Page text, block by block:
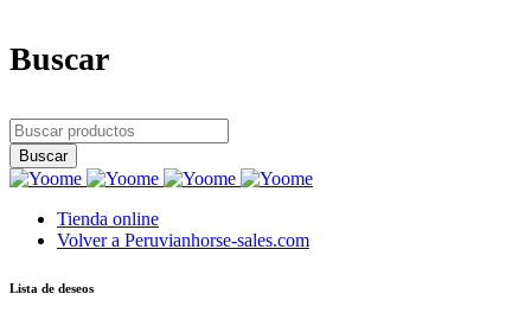
Buscar
Tienda online
Volver a Peruvianhorse-sales.com
Lista de deseos